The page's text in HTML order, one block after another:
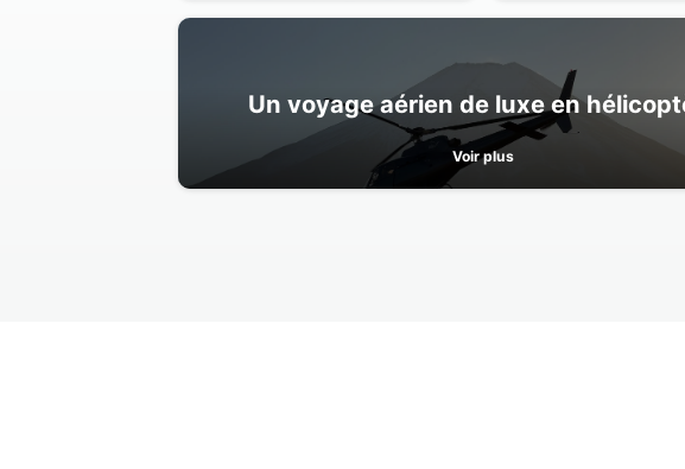
Un voyage aérien de luxe en
Voir plus